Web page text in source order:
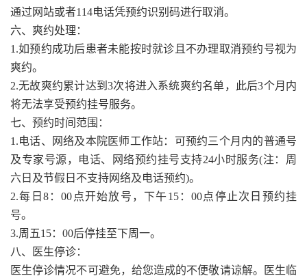
通过网站或者114电话凭预约识别码进行取消。
六、爽约处理：
1.如预约成功后患者未能按时就诊且不办理取消预约号视为
爽约。
2.无故爽约累计达到3次将进入系统爽约名单，此后3个月内
将无法享受预约挂号服务。
七、预约时间范围：
1.电话、网络及本院医师工作站：可预约三个月内的普通号
及专家号源，电话、网络预约挂号支持24小时服务(注：周
六日及节假日不支持网络及电话预约)。
2.每日8：00点开始放号，下午15：00点停止次日预约挂
号。
3.周五15：00后停挂至下周一。
八、医生停诊：
医生停诊情况不可避免，给您造成的不便敬请谅解。医生临